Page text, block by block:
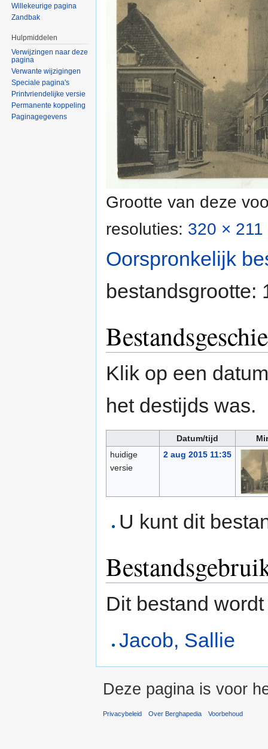
Grootte van deze
resoluties: 320 × 211
Oorspronkelijk
bestandsgrootte:
Klik op een
het destijds was.
Datum/tijd
huidige
versie
2 aug 2015 11:35
U kunt dit
Dit bestand
Jacob, Sallie
Willekeurige pagina
Zandbak
Hulpmiddelen
Verwijzingen naar deze
pagina
Verwante wijzigingen
Speciale pagina's
Printvriendelijke versie
Permanente koppeling
Paginagegevens
Deze pagina is voor
Privacybeleid Over Berghapedia Voorbehoud